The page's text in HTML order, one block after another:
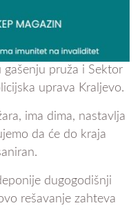
pruža i Sektor
uprava Kraljevo.
ima dima, nastavlja
da će do kraja
dugogodišnji
rešavanje zahteva